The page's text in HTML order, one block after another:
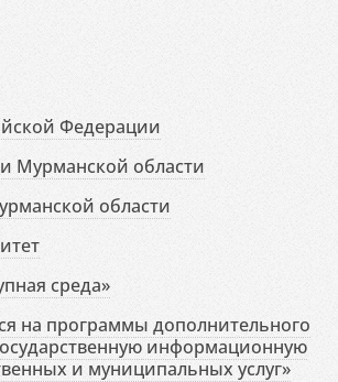
Федерации
Мурманской области
области
среда»
на программы дополнительного
информационную
и муниципальных услуг»